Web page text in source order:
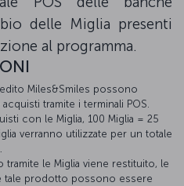
delle Miglia presenti
al programma.
Miles&Smiles possono
tramite i terminali POS.
con le Miglia, 100 Miglia = 25
verranno utilizzate per un totale
le Miglia viene restituito, le
tale prodotto possono essere